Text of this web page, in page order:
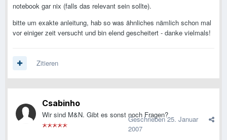
notebook gar nix (falls das relevant sein sollte).
bitte um exakte anleitung, hab so was ähnliches nämlich schon mal
vor einiger zeit versucht und bin elend gescheitert - danke vielmals!
Zitieren
Csabinho
Wir sind M&N. Gibt es sonst noch Fragen?
Geschrieben25. Januar
2007